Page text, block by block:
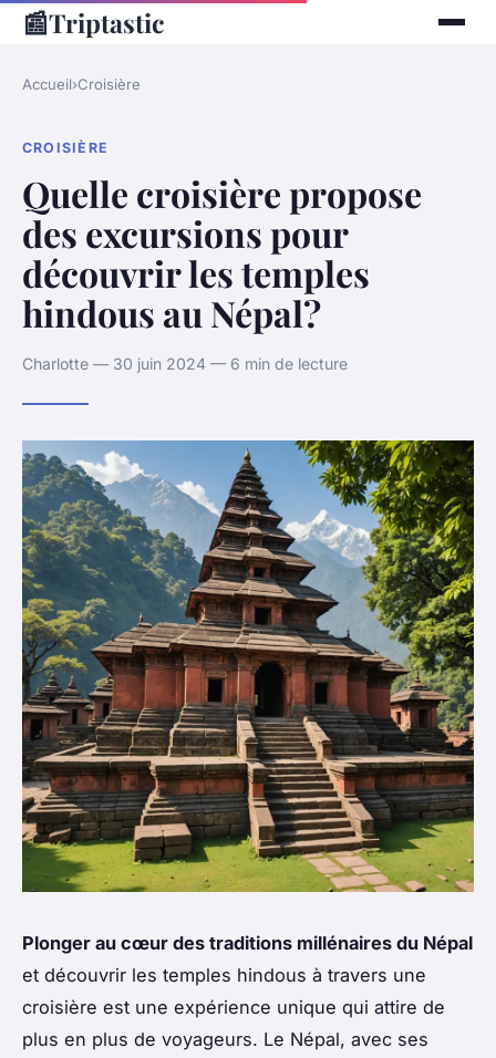
📰Triptastic
Accueil›Croisière
CROISIÈRE
Quelle croisière propose
des excursions pour
découvrir les temples
hindous au Népal?
Charlotte — 30 juin 2024 — 6 min de lecture
Plonger au cœur des traditions millénaires du Népal
et découvrir les temples hindous à travers une
croisière est une expérience unique qui attire de
plus en plus de voyageurs. Le Népal, avec ses